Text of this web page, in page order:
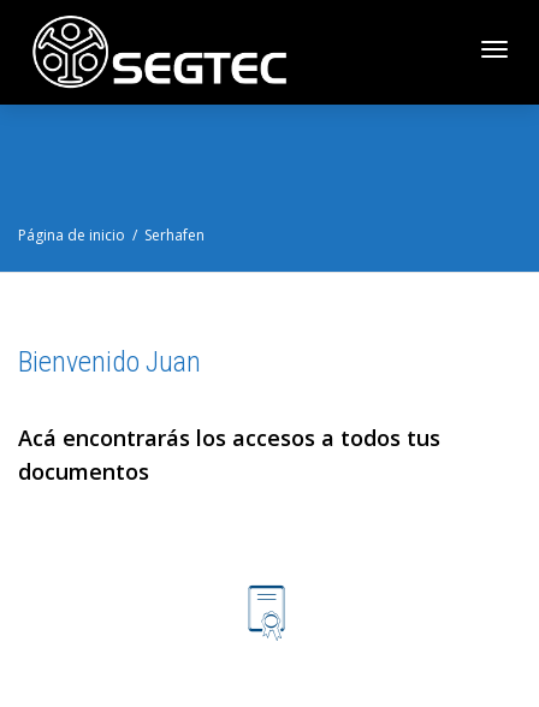
Página de inicio Serhafen
Bienvenido Juan
Acá encontrarás los accesos a todos tus
documentos